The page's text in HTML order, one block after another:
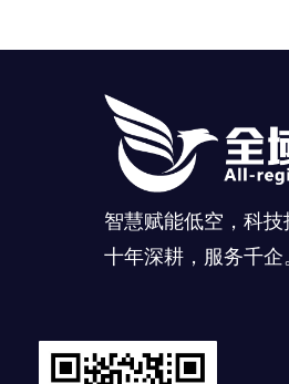
智慧赋能低空，科技
十年深耕，服务千企